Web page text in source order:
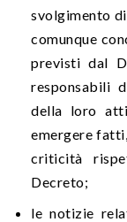
svolgimento
comunque
previsti dal
responsabili
della loro
emergere
criticità
Decreto;
le notizie